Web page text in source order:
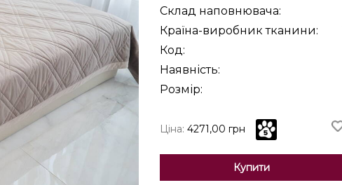
Склад наповнювача:
Країна-виробник тканини:
Код:
Наявність:
Розмір:
Ціна: 4271,00 грн
Купити